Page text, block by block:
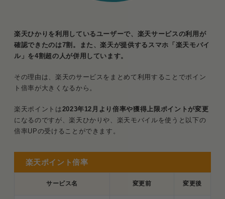
楽天ひかりを利用しているユーザーで、楽天サービスの利用が
確認できたのは7割。また、楽天が提供するスマホ「楽天モバイ
ル」を4割超の人が併用しています。
その理由は、楽天のサービスをまとめて利用することでポイン
ト倍率が大きくなるから。
楽天ポイントは2023年12月より倍率や獲得上限ポイントが変更
になるのですが、楽天ひかりや、楽天モバイルを使うと以下の
倍率UPの受けることができます。
サービス名 変更前 変更後
楽天ポイント倍率